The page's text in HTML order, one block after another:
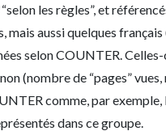
les règles”, et
aussi quelques français
selon COUNTER.
(nombre de “pages”
comme, par
dans ce groupe.